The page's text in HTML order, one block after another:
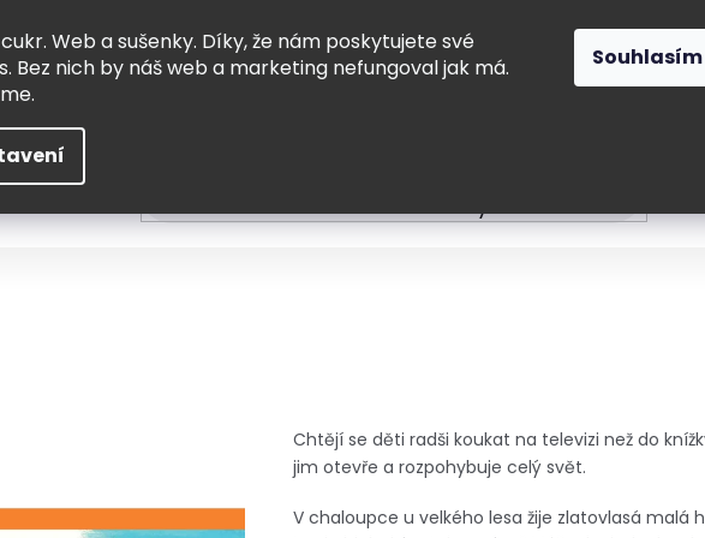
Web a sušenky. Díky, že nám poskytujete své
Bez nich by náš web a marketing nefungoval jak má.
Souhlasím
Chtějí se děti radši koukat na televizi než do
jim otevře a rozpohybuje celý svět.
V chaloupce u velkého lesa žije zlatovlasá malá